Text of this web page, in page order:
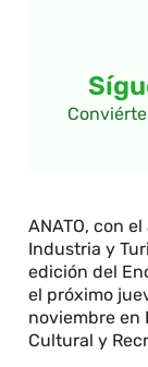
ANATO, con
Industria y
edición del
el próximo
noviembre en
Cultural y